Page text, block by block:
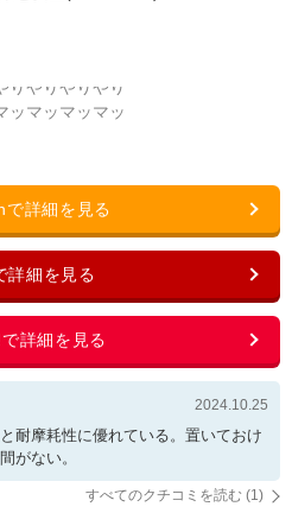
2024.10.25
耐摩耗性に優れている。置いておけ
がない。
すべてのクチコミを読む (1)